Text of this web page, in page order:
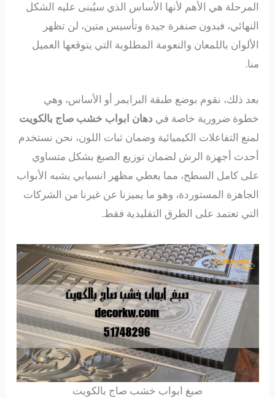
المرحلة هي الأهم لأنها الأساس الذي سيُبنى عليه الشكل
النهائي، فبدون صنفرة جيدة وتأسيس متين، لن تظهر
الألوان باللمعان والنعومة المطلوبة التي يتوقعها العميل
منا.
بعد ذلك، نقوم بوضع طبقة البرايمر أو الأساس، وهي
خطوة ضرورية خاصة فيدهان ابواب خشب صاج بالكويت
لمنع التفاعلات الكيميائية وضمان ثبات اللون، نحن نستخدم
أحدث أجهزة الرش لضمان توزيع الصبغ بشكل متساوي
على كامل السطح، مما يعطي مظهر انسيابي يشبه الأبواب
الجاهزة المستوردة، وهو ما يميزنا عن غيرنا من الشركات
التي تعتمد على الطرق التقليدية فقط.
صبغ ابواب خشب صاج بالكويت